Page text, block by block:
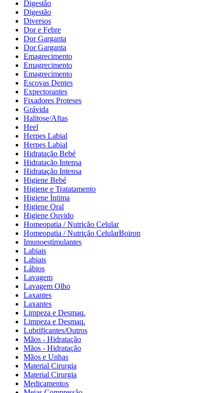
Digestão
Digestão
Diversos
Dor e Febre
Dor Garganta
Dor Garganta
Emagrecimento
Emagrecimento
Emagrecimento
Escovas Dentes
Expectorantes
Fixadores Proteses
Grávida
Halitose/Aftas
Heel
Herpes Labial
Herpes Labial
Hidratação Bebé
Hidratação Intensa
Hidratação Intensa
Higiene Bebé
Higiene e Tratatamento
Higiene Íntima
Higiene Oral
Higiene Ouvido
Homeopatia / Nutrição Celular
Homeopatia / Nutrição CelularBoiron
Imunoestimulantes
Labiais
Labiais
Lábios
Lavagem
Lavagem Olho
Laxantes
Laxantes
Limpeza e Desmaq.
Limpeza e Desmaq.
Lubrificantes/Outros
Mãos - Hidratação
Mãos - Hidratação
Mãos e Unhas
Material Cirurgia
Material Cirurgia
Medicamentos